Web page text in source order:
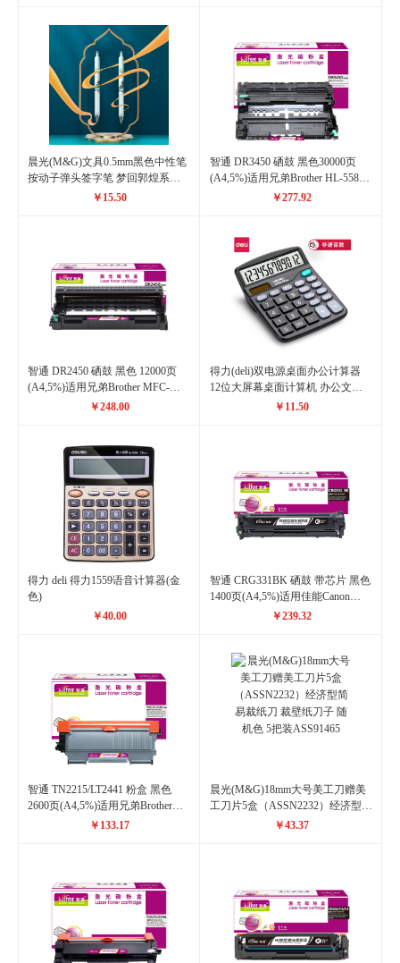
晨光(M&G)文具0.5mm黑色中性笔
按动子弹头签字笔 梦回郭煌系列
学生水笔 6支/盒AGPJ7101A
￥15.50
智通 DR3450 硒鼓 黑色30000页
(A4,5%)适用兄弟Brother HL-5580D
5585D 5590DN 5595DN MFC-
￥277.92
智通 DR2450 硒鼓 黑色 12000页
(A4,5%)适用兄弟Brother MFC-
7895DW 7195DW￥248.00
得力(deli)双电源桌面办公计算器
12位大屏幕桌面计算机 办公文具
￥11.50
得力 deli 得力1559语音计算器(金
色)
￥40.00
智通 CRG331BK 硒鼓 带芯片 黑色
1400页(A4,5%)适用佳能Canon
LBP7110Cw 7100MF8280 8210
￥239.32
智通 TN2215/LT2441 粉盒 黑色
2600页(A4,5%)适用兄弟Brother
HL-2240D HL-2250DN DCP-7060D
￥133.17
晨光(M&G)18mm大号美工刀赠美
工刀片5盒（ASSN2232）经济型简
易裁纸刀 裁壁纸刀子 随机色 5把
￥43.37